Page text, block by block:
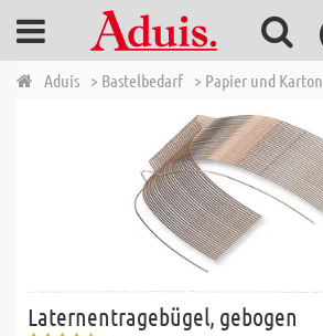
Aduis > Bastelbedarf > Papier und Karton
Laternentragebügel, gebogen